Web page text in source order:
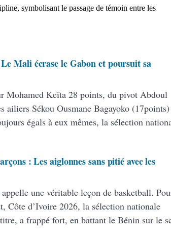
symbolisant le passage de témoin entre les
Mali écrase le Gabon et poursuit sa
Mohamed Keïta 28 points, du pivot Abdoul
Sékou Ousmane Bagayoko
égals à eux mêmes, la sélection
: Les aiglonnes sans pitié avec les
une véritable leçon de basketball.
Côte d’Ivoire 2026, la sélection nationale
a frappé fort, en battant le Bénin sur le